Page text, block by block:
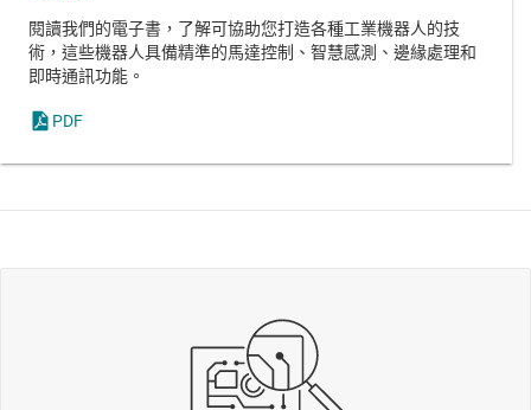
閱讀我們的電子書，了解可協助您打造各種工業機器人的技
術，這些機器人具備精準的馬達控制、智慧感測、邊緣處理和
即時通訊功能。
PDF